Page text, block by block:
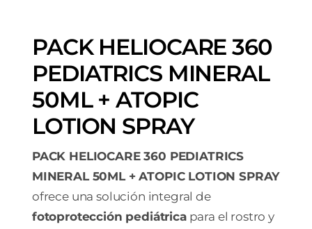
PACK HELIOCARE 360
PEDIATRICS MINERAL
50ML + ATOPIC
LOTION SPRAY
PACK HELIOCARE 360 PEDIATRICS
MINERAL 50ML + ATOPIC LOTION SPRAY
ofrece una solución integral de
fotoprotección pediátricapara el rostro y